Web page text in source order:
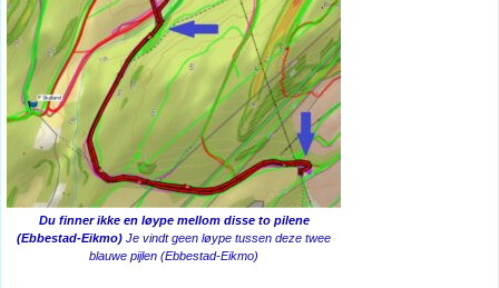
Du finner ikke en løype mellom disse to pilene
(Ebbestad-Eikmo) Je vindt geen løype tussen deze twee
blauwe pijlen (Ebbestad-Eikmo)